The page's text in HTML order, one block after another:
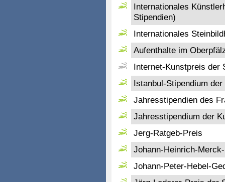
Internationales
Stipendien)
Internationales
Aufenthalte im
Internet-Kunstpreis der
Istanbul-Stipendium
Jahresstipendien des
Jahresstipendium der
Jerg-Ratgeb-Preis
Johann-Heinrich-
Johann-Peter-Hebel-